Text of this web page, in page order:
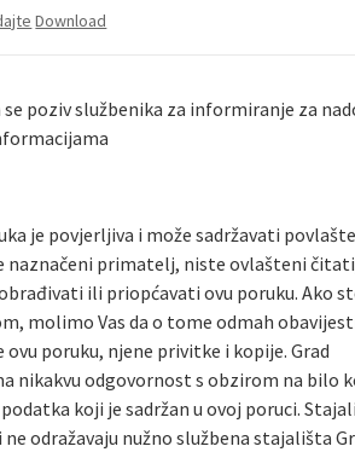
Download
poziv službenika za informiranje za
je povjerljiva i može sadržavati
naznačeni primatelj, niste ovlašteni
ili priopćavati ovu poruku. Ako
molimo Vas da o tome odmah
poruku, njene privitke i kopije. Grad
nikakvu odgovornost s obzirom na bilo
koji je sadržan u ovoj poruci.
odražavaju nužno službena stajališta